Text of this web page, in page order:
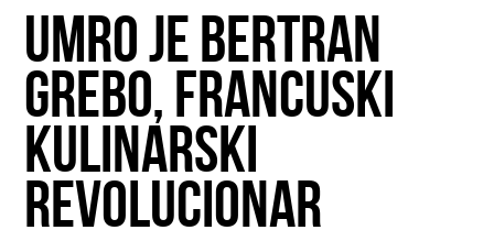
UMRO JE BERTRAN
GREBO, FRANCUSKI
KULINARSKI
REVOLUCIONAR